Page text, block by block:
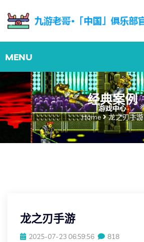
经典案例
Home 龙之刃手游
龙之刃手游
2025-07-23 06:59:56 818